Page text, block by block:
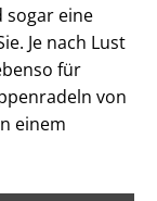
sogar eine
Je nach Lust
für
von
einem